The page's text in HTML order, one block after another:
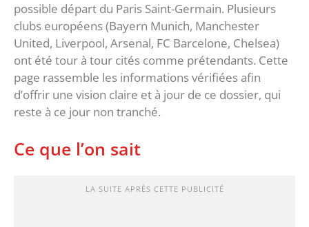
possible départ du Paris Saint-Germain. Plusieurs
clubs européens (Bayern Munich, Manchester
United, Liverpool, Arsenal, FC Barcelone, Chelsea)
ont été tour à tour cités comme prétendants. Cette
page rassemble les informations vérifiées afin
d’offrir une vision claire et à jour de ce dossier, qui
reste à ce jour non tranché.
Ce que l’on sait
LA SUITE APRÈS CETTE PUBLICITÉ